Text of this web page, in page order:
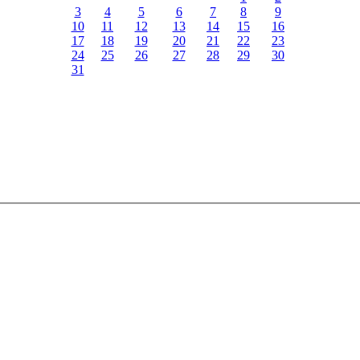
3
4 5 6 7 8
9
10
11 12 13 14 15
16
17
18 19 20 21 22
23
24
25 26 27 28 29
30
31